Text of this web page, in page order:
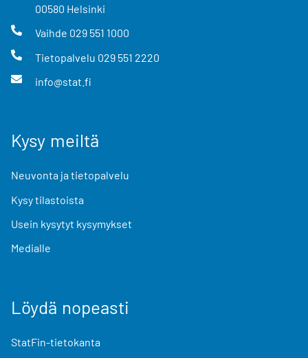
00580 Helsinki
Vaihde 029 551 1000
Tietopalvelu 029 551 2220
info@stat.fi
Kysy meiltä
Neuvonta ja tietopalvelu
Kysy tilastoista
Usein kysytyt kysymykset
Medialle
Löydä nopeasti
StatFin-tietokanta